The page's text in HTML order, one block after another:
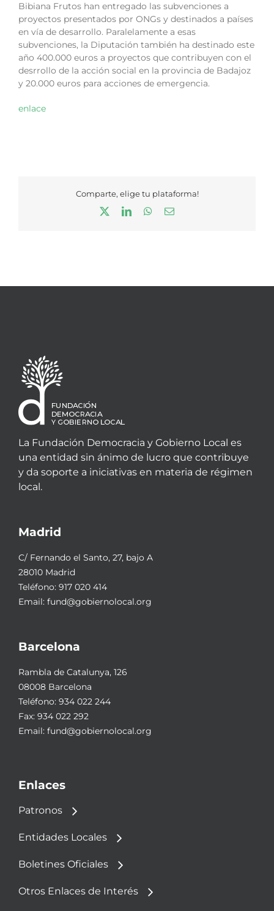
Bibiana Frutos han entregado las subvenciones a
proyectos presentados por ONGs y destinados a países
en vía de desarrollo. Paralelamente a esas
subvenciones, la Diputación también ha destinado este
año 400.000 euros a proyectos que contribuyen con el
desrrollo de la acción social en la provincia de Badajoz
y 20.000 euros para acciones de emergencia.
enlace
Comparte, elige tu plataforma!
LinkedInWhatsApp
Correo
La Fundación Democracia y Gobierno Local es
una entidad sin ánimo de lucro que contribuye
y da soporte a iniciativas en materia de régimen
local.
Madrid
C/ Fernando el Santo, 27, bajo A
28010 Madrid
Teléfono: 917 020 414
Email: fund@gobiernolocal.org
Barcelona
Rambla de Catalunya, 126
08008 Barcelona
Teléfono: 934 022 244
Fax: 934 022 292
Email: fund@gobiernolocal.org
Enlaces
Patronos
Entidades Locales
Boletines Oficiales
Otros Enlaces de Interés